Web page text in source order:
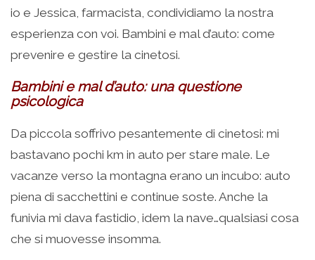
io e Jessica, farmacista, condividiamo la nostra
esperienza con voi. Bambini e mal d’auto: come
prevenire e gestire la cinetosi.
Bambini e mal d’auto: una questione
psicologica
Da piccola soffrivo pesantemente di cinetosi: mi
bastavano pochi km in auto per stare male. Le
vacanze verso la montagna erano un incubo: auto
piena di sacchettini e continue soste. Anche la
funivia mi dava fastidio, idem la nave…qualsiasi cosa
che si muovesse insomma.